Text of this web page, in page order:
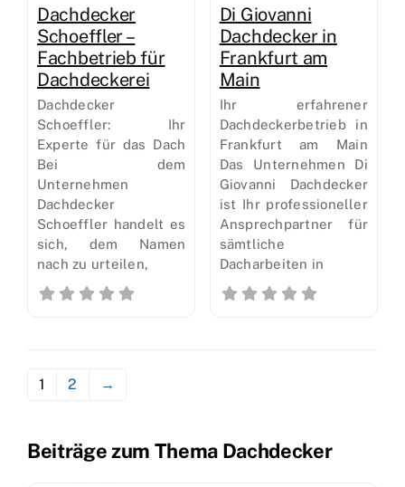
Dachdecker
Schoeffler –
Fachbetrieb für
Dachdeckerei
Dachdecker
Schoeffler: Ihr
Experte für das Dach
Bei dem
Unternehmen
Dachdecker
Schoeffler handelt es
sich, dem Namen
nach zu urteilen,
Di Giovanni
Dachdecker in
Frankfurt am
Main
Ihr erfahrener
Dachdeckerbetrieb in
Frankfurt am Main
Das Unternehmen Di
Giovanni Dachdecker
ist Ihr professioneller
Ansprechpartner für
sämtliche
Dacharbeiten in
1 2 →
Beiträge zum Thema Dachdecker